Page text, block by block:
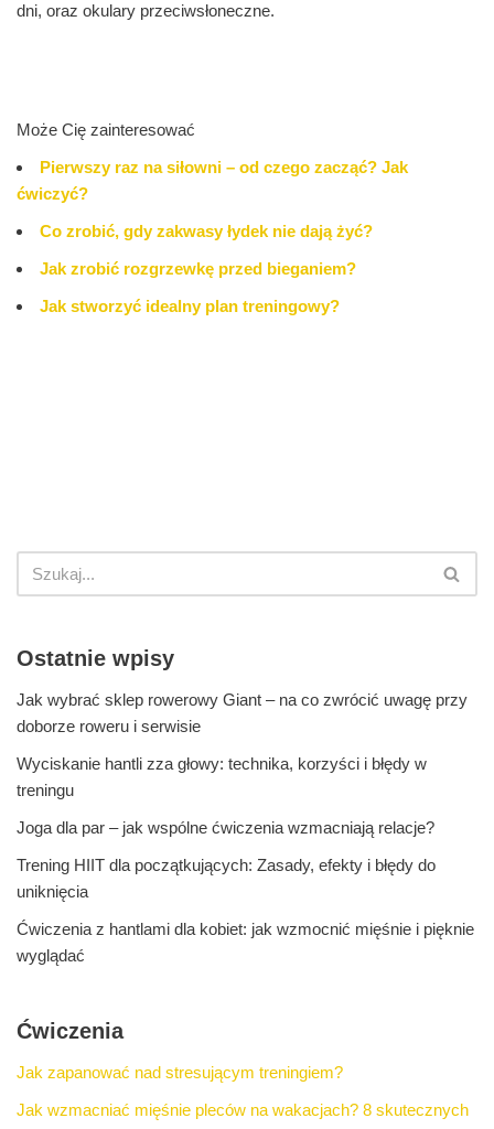
dni, oraz okulary przeciwsłoneczne.
Może Cię zainteresować
Pierwszy raz na siłowni – od czego zacząć? Jak
ćwiczyć?
Co zrobić, gdy zakwasy łydek nie dają żyć?
Jak zrobić rozgrzewkę przed bieganiem?
Jak stworzyć idealny plan treningowy?
Ostatnie wpisy
Jak wybrać sklep rowerowy Giant – na co zwrócić uwagę przy
doborze roweru i serwisie
Wyciskanie hantli zza głowy: technika, korzyści i błędy w
treningu
Joga dla par – jak wspólne ćwiczenia wzmacniają relacje?
Trening HIIT dla początkujących: Zasady, efekty i błędy do
uniknięcia
Ćwiczenia z hantlami dla kobiet: jak wzmocnić mięśnie i pięknie
wyglądać
Ćwiczenia
Jak zapanować nad stresującym treningiem?
Jak wzmacniać mięśnie pleców na wakacjach? 8 skutecznych